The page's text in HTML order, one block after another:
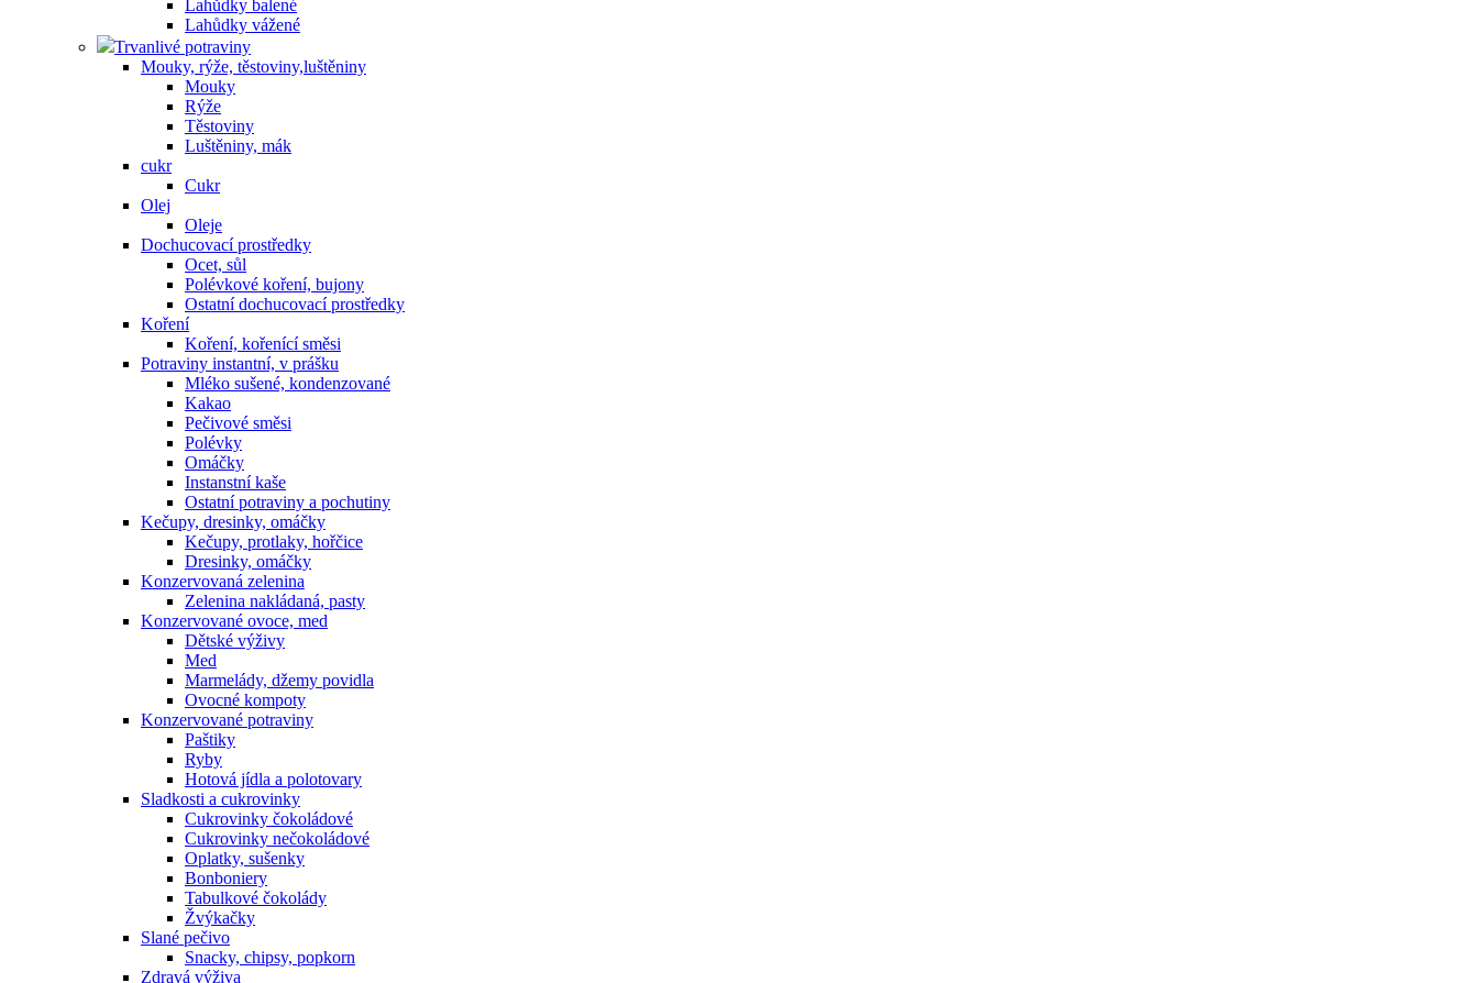
Lahůdky balené
Lahůdky vážené
Trvanlivé potraviny
Mouky, rýže, těstoviny,luštěniny
Mouky
Rýže
Těstoviny
Luštěniny, mák
cukr
Cukr
Olej
Oleje
Dochucovací prostředky
Ocet, sůl
Polévkové koření, bujony
Ostatní dochucovací prostředky
Koření
Koření, kořenící směsi
Potraviny instantní, v prášku
Mléko sušené, kondenzované
Kakao
Pečivové směsi
Polévky
Omáčky
Instanstní kaše
Ostatní potraviny a pochutiny
Kečupy, dresinky, omáčky
Kečupy, protlaky, hořčice
Dresinky, omáčky
Konzervovaná zelenina
Zelenina nakládaná, pasty
Konzervované ovoce, med
Dětské výživy
Med
Marmelády, džemy povidla
Ovocné kompoty
Konzervované potraviny
Paštiky
Ryby
Hotová jídla a polotovary
Sladkosti a cukrovinky
Cukrovinky čokoládové
Cukrovinky nečokoládové
Oplatky, sušenky
Bonboniery
Tabulkové čokolády
Žvýkačky
Slané pečivo
Snacky, chipsy, popkorn
Zdravá výživa